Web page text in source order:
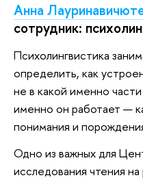
Анна
сотрудник:
Психолингвистика
определить, как
не в какой именно
именно он работает —
понимания и
Одно из важных для
исследования чтения